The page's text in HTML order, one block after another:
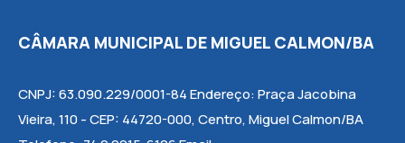
CÂMARA MUNICIPAL DE MIGUEL CALMON/BA
CNPJ: 63.090.229/0001-84 Endereço: Praça Jacobina
Vieira, 110 - CEP: 44720-000, Centro, Miguel Calmon/BA